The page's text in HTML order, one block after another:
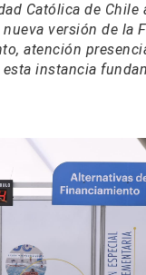
Católica de Chile
versión de la
atención
instancia